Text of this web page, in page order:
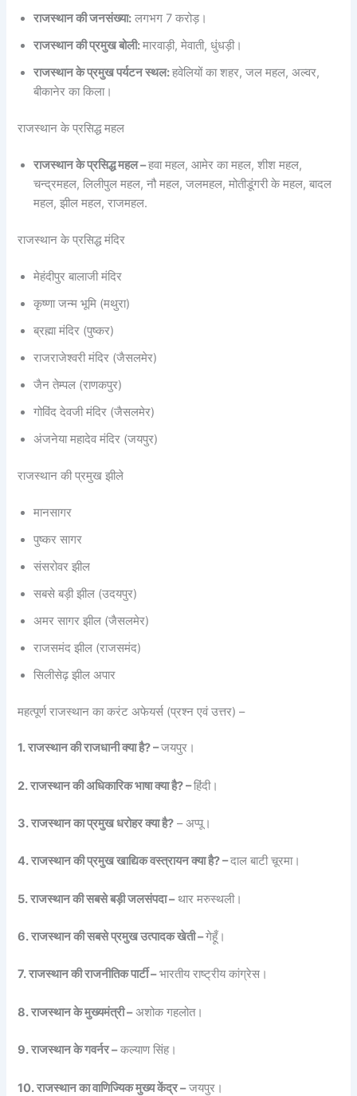
राजस्थान की जनसंख्या: लगभग 7 करोड़।
राजस्थान की प्रमुख बोली:मारवाड़ी, मेवाती, धुंधड़ी।
राजस्थान के प्रमुख पर्यटन स्थल:हवेलियों का शहर, जल महल, अल्वर,
बीकानेर का किला।
राजस्थान के प्रसिद्ध महल
राजस्थान के प्रसिद्ध महल –हवा महल, आमेर का महल, शीश महल,
चन्द्रमहल, लिलीपुल महल, नौ महल, जलमहल, मोतीडूंगरी के महल, बादल
महल, झील महल, राजमहल.
राजस्थान के प्रसिद्ध मंदिर
मेहंदीपुर बालाजी मंदिर
कृष्णा जन्म भूमि (मथुरा)
ब्रह्मा मंदिर (पुष्कर)
राजराजेश्वरी मंदिर (जैसलमेर)
जैन तेम्पल (राणकपुर)
गोविंद देवजी मंदिर (जैसलमेर)
अंजनेया महादेव मंदिर (जयपुर)
राजस्थान की प्रमुख झीले
मानसागर
पुष्कर सागर
संसरोवर झील
सबसे बड़ी झील (उदयपुर)
अमर सागर झील (जैसलमेर)
राजसमंद झील (राजसमंद)
सिलीसेढ़ झील अपार
महत्पूर्ण राजस्थान का करंट अफेयर्स (प्रश्न एवं उत्तर) –
1. राजस्थान की राजधानी क्या है? –जयपुर।
2. राजस्थान की अधिकारिक भाषा क्या है? –हिंदी।
3. राजस्थान का प्रमुख धरोहर क्या है? – अप्पू।
4. राजस्थान की प्रमुख खाद्यिक वस्त्रायन क्या है? –दाल बाटी चूरमा।
5. राजस्थान की सबसे बड़ी जलसंपदा –थार मरुस्थली।
6. राजस्थान की सबसे प्रमुख उत्पादक खेती –गेहूँ।
7. राजस्थान की राजनीतिक पार्टी –भारतीय राष्ट्रीय कांग्रेस।
8. राजस्थान के मुख्यमंत्री –अशोक गहलोत।
9. राजस्थान के गवर्नर –कल्याण सिंह।
10. राजस्थान का वाणिज्यिक मुख्य केंद्र –जयपुर।